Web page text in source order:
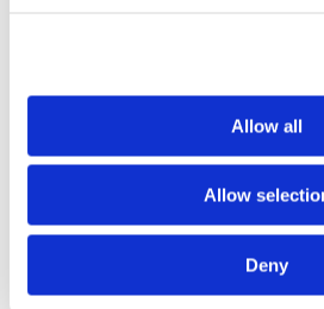
Allow all
Allow
Deny
Storaffären:
Maritime köper
Propulsion